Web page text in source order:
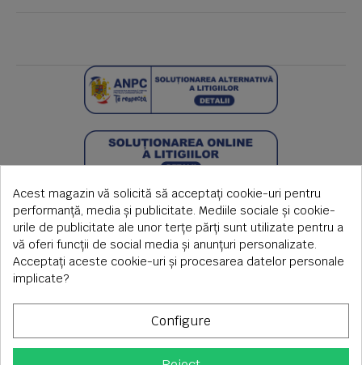
Acest magazin vă solicită să acceptați cookie-uri pentru
performanță, media și publicitate. Mediile sociale și cookie-
urile de publicitate ale unor terțe părți sunt utilizate pentru a
vă oferi funcții de social media și anunțuri personalizate.
Acceptați aceste cookie-uri și procesarea datelor personale
implicate?
Configure